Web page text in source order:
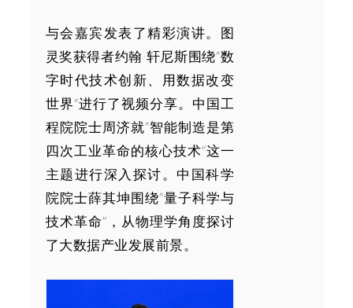
与会嘉宾发表了精彩演讲。图
灵奖获得者约翰·轩尼斯围绕“数
字时代技术创新、用数据改变
世界”进行了视频分享。中国工
程院院士周济就“智能制造是第
四次工业革命的核心技术”这一
主题进行深入探讨。中国科学
院院士薛其坤围绕“量子科学与
技术革命”，从物理学角度探讨
了大数据产业发展前景。